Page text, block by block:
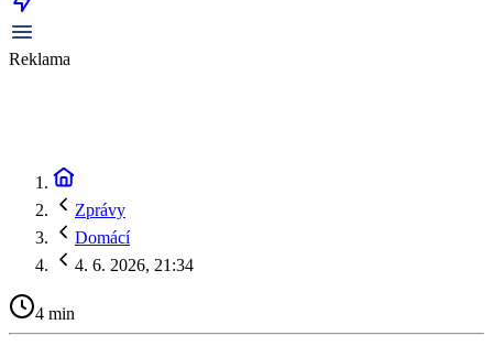
Reklama
Zprávy
Domácí
4. 6. 2026, 21:34
4 min